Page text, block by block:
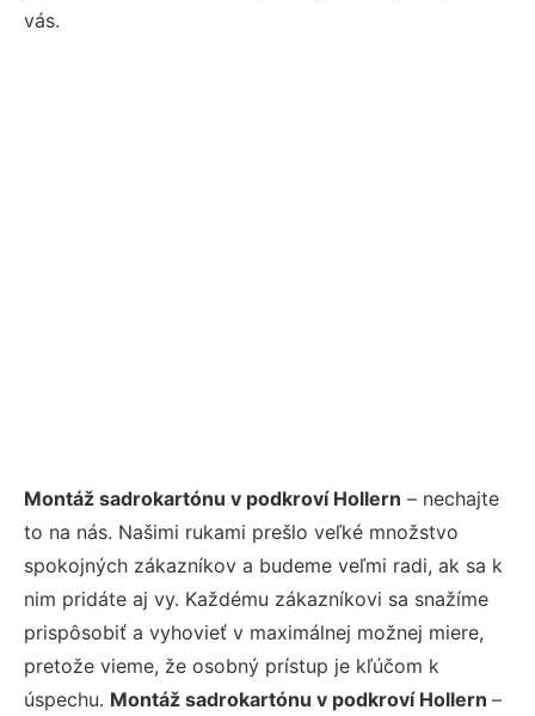
vás.
Montáž sadrokartónu v podkroví Hollern – nechajte
to na nás. Našimi rukami prešlo veľké množstvo
spokojných zákazníkov a budeme veľmi radi, ak sa k
nim pridáte aj vy. Každému zákazníkovi sa snažíme
prispôsobiť a vyhovieť v maximálnej možnej miere,
pretože vieme, že osobný prístup je kľúčom k
úspechu. Montáž sadrokartónu v podkroví Hollern –